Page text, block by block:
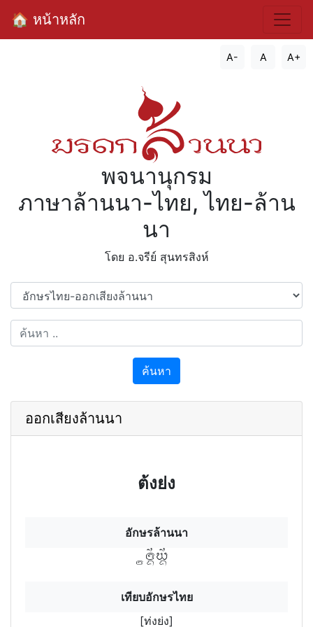
🏠 หน้าหลัก
A- A A+
พจนานุกรม
ภาษาล้านนา-ไทย, ไทย-ล้าน
นา
โดย อ.จรีย์​ สุนทรสิงห์
ค้นหา
ออกเสียงล้านนา
ต้งย่ง
อักษรล้านนา
ทฯท่฿งฯย่฿งฯ
เทียบอักษรไทย
[ท่งย่ง]